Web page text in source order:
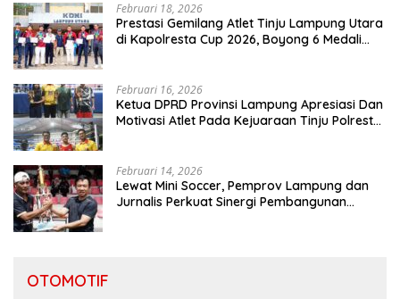
Februari 18, 2026
Prestasi Gemilang Atlet Tinju Lampung Utara
di Kapolresta Cup 2026, Boyong 6 Medali
Februari 16, 2026
Ketua DPRD Provinsi Lampung Apresiasi Dan
Motivasi Atlet Pada Kejuaraan Tinju Polresta
Februari 14, 2026
Lewat Mini Soccer, Pemprov Lampung dan
Jurnalis Perkuat Sinergi Pembangunan
OTOMOTIF